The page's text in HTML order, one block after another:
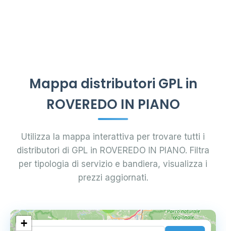
Mappa distributori GPL in
ROVEREDO IN PIANO
Utilizza la mappa interattiva per trovare tutti i
distributori di GPL in ROVEREDO IN PIANO. Filtra
per tipologia di servizio e bandiera, visualizza i
prezzi aggiornati.
+